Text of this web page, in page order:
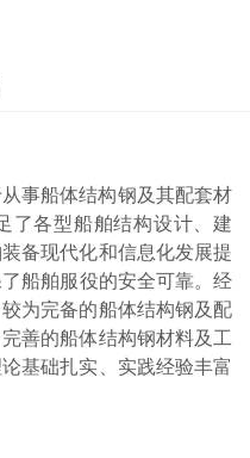
事船体结构钢及其配套材
了各型船舶结构设计、建
备现代化和信息化发展提
船舶服役的安全可靠。经
为完备的船体结构钢及配
善的船体结构钢材料及工
基础扎实、实践经验丰富